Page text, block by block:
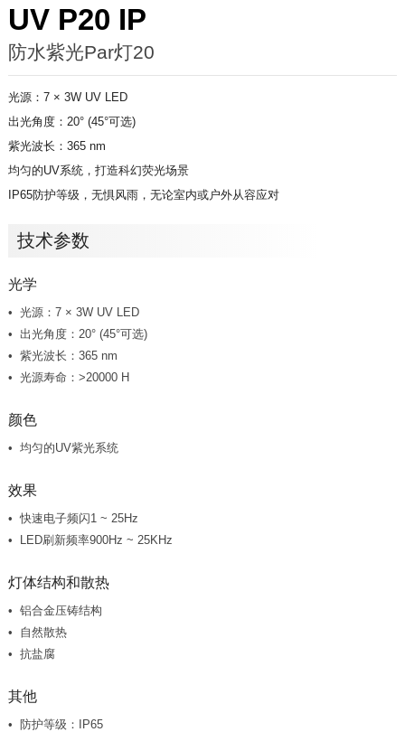
UV P20 IP
防水紫光Par灯20
光源：7× 3W UV LED
出光角度：20° (45°可选)
紫光波长：365 nm
均匀的UV系统，打造科幻荧光场景
IP65防护等级，无惧风雨，无论室内或户外从容应对
技术参数
光学
光源：7 × 3W UV LED
出光角度：20° (45°可选)
紫光波长：365 nm
光源寿命：>20000 H
颜色
均匀的UV紫光系统
效果
快速电子频闪1 ~ 25Hz
LED刷新频率900Hz ~ 25KHz
灯体结构和散热
铝合金压铸结构
自然散热
抗盐腐
其他
防护等级：IP65